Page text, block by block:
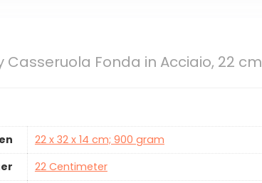
Casseruola Fonda in Acciaio, 22 cm
22 x 32 x 14 cm; 900 gram
22 Centimeter